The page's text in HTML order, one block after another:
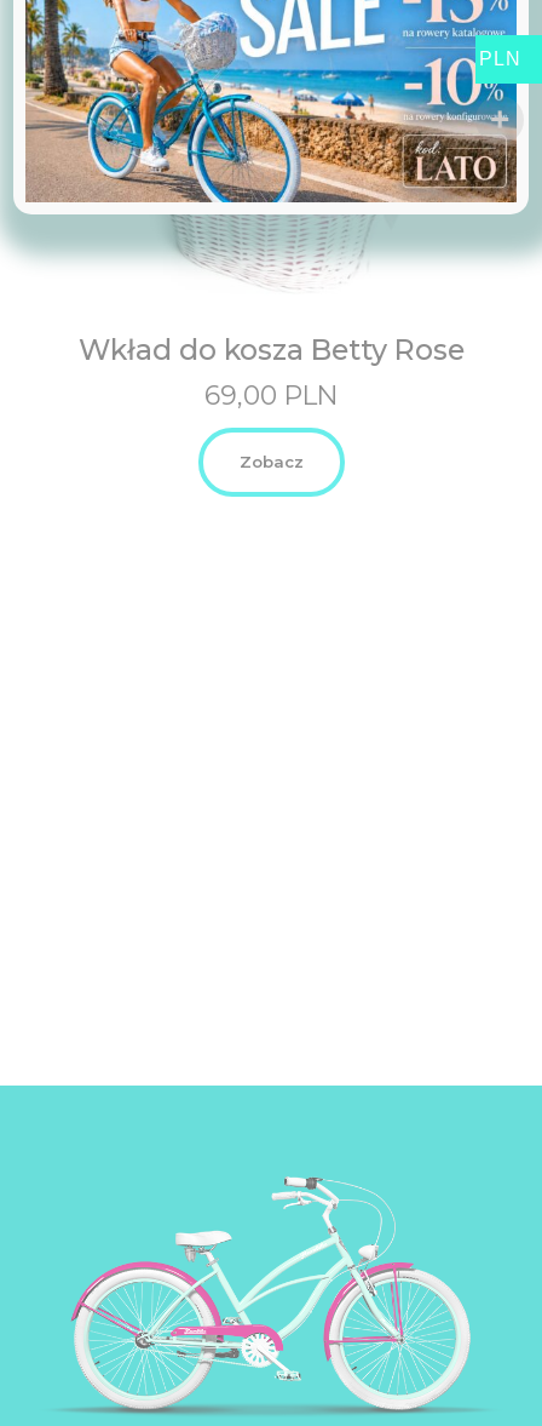
Wkład do kosza Betty Rose
69,00 PLN
Zobacz
PLN